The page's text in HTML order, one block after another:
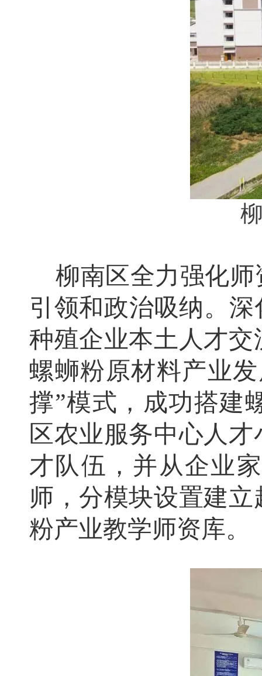
柳南区全力强化
引领和政治吸纳。深
种殖企业本土人才
螺蛳粉原材料产业
撑”模式，成功搭建
区农业服务中心人
才队伍，并从企业家
师，分模块设置建
粉产业教学师资库。